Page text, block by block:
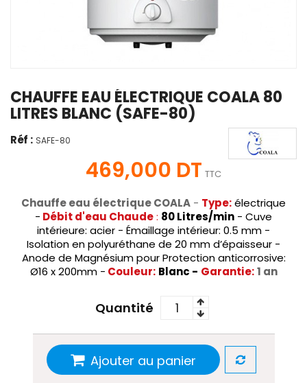
CHAUFFE EAU ÉLECTRIQUE COALA 80
LITRES BLANC (SAFE-80)
Réf : SAFE-80
469,000 DT TTC
Chauffe eau électrique COALA - Type:électrique
- Débit d'eau Chaude: 80 Litres/min - Cuve
intérieure: acier - Émaillage intérieur: 0.5 mm -
Isolation en polyuréthane de 20 mm d’épaisseur -
Anode de Magnésium pour Protection anticorrosive:
Ø16 x 200mm - Couleur: Blanc - Garantie: 1 an
Quantité
Ajouter au panier